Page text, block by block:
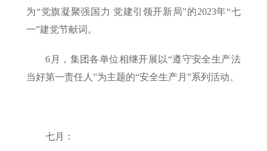
为“党旗凝聚强国力 党建引领开新局”的2023年“七
一”建党节献词。
6月，集团各单位相继开展以“遵守安全生产法
当好第一责任人”为主题的“安全生产月”系列活动。
七月：